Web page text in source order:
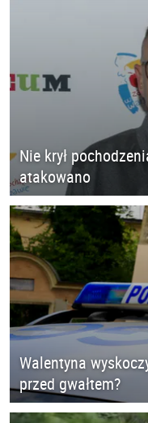
Nie krył
atakowano
Walentyna
przed gwałtem?